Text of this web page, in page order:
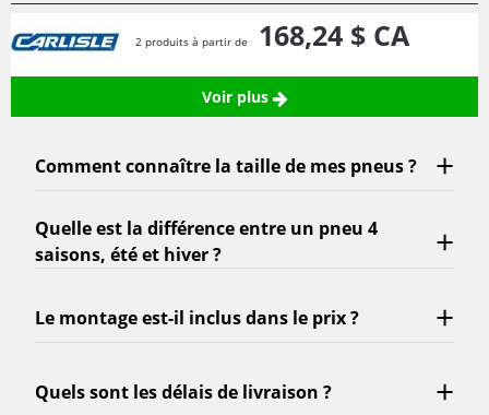
2 produits à partir de 168,24 $ CA
Voir plus
Comment connaître la taille de mes pneus ?
Quelle est la différence entre un pneu 4
saisons, été et hiver ?
Le montage est-il inclus dans le prix ?
Quels sont les délais de livraison ?